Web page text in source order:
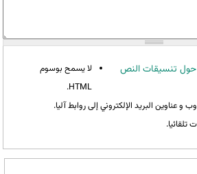
حول تنسيقات النص
لا يسمح بوسوم
HTML.
عناوين البريد الإلكتروني إلى روابط آليا.